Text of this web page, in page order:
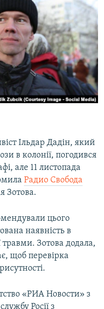
Ільдар Дадін, який
в колонії, погодився
але 11 листопада
Радио Свобода
Зотова.
цього
наявність в
травми. Зотова додала,
щоб перевірка
«РИА Новости» з
Росії з